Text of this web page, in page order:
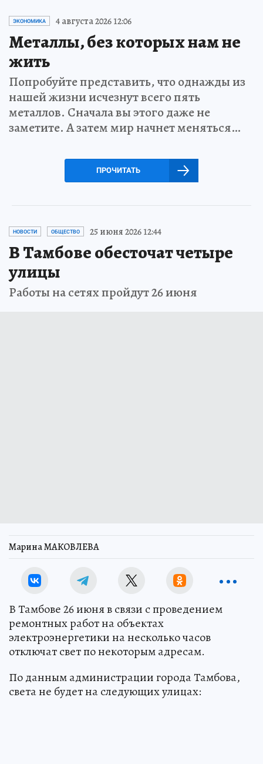
ЭКОНОМИКА 4 августа 2026 12:06
Металлы, без которых нам не
жить
Попробуйте представить, что однажды из
нашей жизни исчезнут всего пять
металлов. Сначала вы этого даже не
заметите. А затем мир начнет меняться…
ПРОЧИТАТЬ
НОВОСТИ ОБЩЕСТВО 25 июня 2026 12:44
В Тамбове обесточат четыре
улицы
Работы на сетях пройдут 26 июня
Марина МАКОВЛЕВА
В Тамбове 26 июня в связи с проведением
ремонтных работ на объектах
электроэнергетики на несколько часов
отключат свет по некоторым адресам.
По данным администрации города Тамбова,
света не будет на следующих улицах: